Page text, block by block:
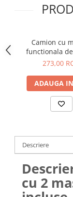
Camion cu
functionala
273,00
ADAUGA
Descriere
cu 2